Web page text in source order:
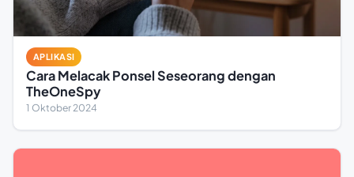
APLIKASI
Cara Melacak Ponsel Seseorang dengan
TheOneSpy
1 Oktober 2024